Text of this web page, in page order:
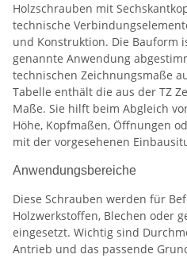
Holzschrauben mit
technische
und Konstruktion. Die Bauform
genannte Anwendung
technischen Zeichnungsmaße
Tabelle enthält die aus der TZ
Maße. Sie hilft beim Abgleich
Höhe, Kopfmaßen, Öffnungen
mit der vorgesehenen
Anwendungsbereiche
Diese Schrauben werden für
Holzwerkstoffen, Blechen oder
eingesetzt. Wichtig sind
Antrieb und das passende